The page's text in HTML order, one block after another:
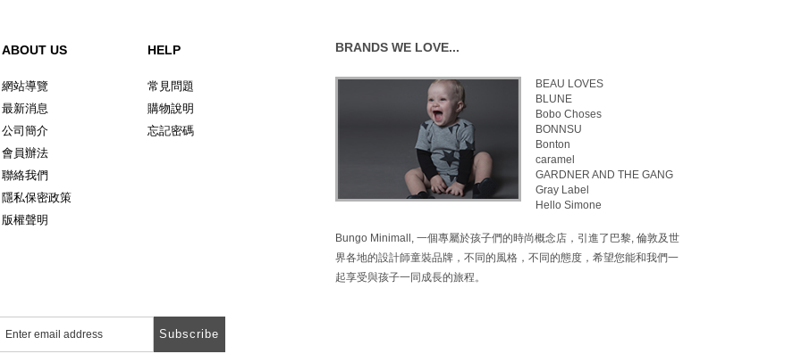
ABOUT US
網站導覽
最新消息
公司簡介
會員辦法
聯絡我們
隱私保密政策
版權聲明
HELP
常見問題
購物說明
忘記密碼
Subscribe
BRANDS WE LOVE...
BEAU LOVES
BLUNE
Bobo Choses
BONNSU
Bonton
caramel
GARDNER AND THE GANG
Gray Label
Hello Simone
Bungo Minimall, 一個專屬於孩子們的時尚概念店，引進了巴黎, 倫敦及世
界各地的設計師童裝品牌，不同的風格，不同的態度，希望您能和我們一
起享受與孩子一同成長的旅程。